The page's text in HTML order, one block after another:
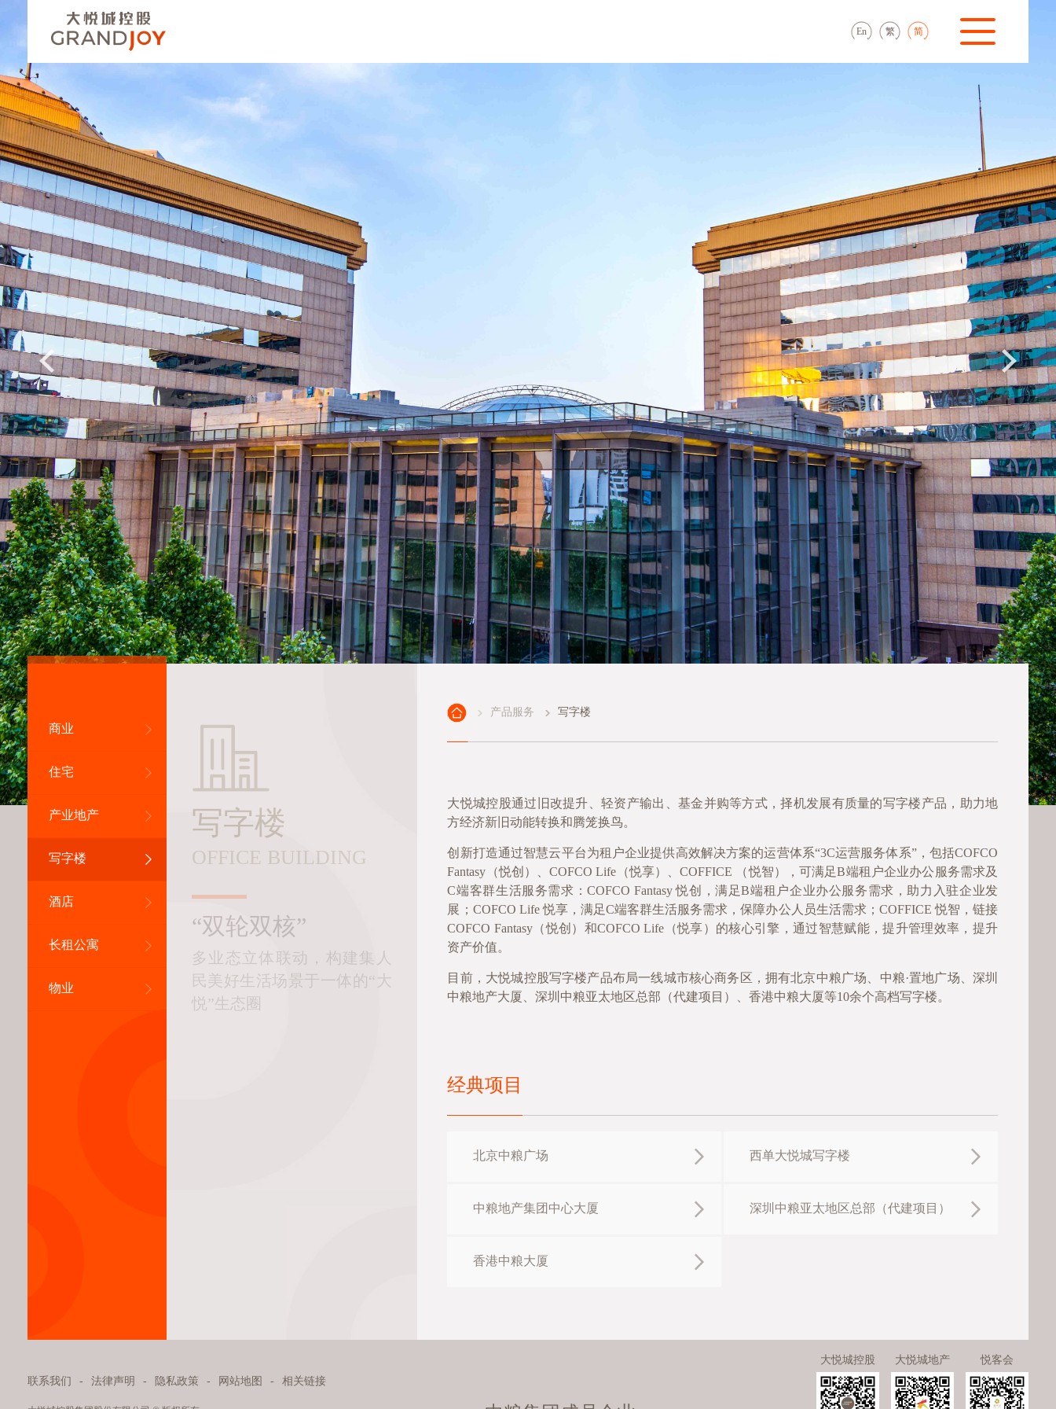
En 繁 简
商业
住宅
产业地产
写字楼
酒店
长租公寓
物业
写字楼
OFFICE BUILDING
“双轮双核”
多业态立体联动，构建集人
民美好生活场景于一体的“大
悦”生态圈
产品服务 写字楼
大悦城控股通过旧改提升、轻资产输出、基金并购等方式，择机发展有质量的写字楼产品，助力地
方经济新旧动能转换和腾笼换鸟。
创新打造通过智慧云平台为租户企业提供高效解决方案的运营体系“3C运营服务体系”，包括COFCO
Fantasy（悦创）、COFCO Life（悦享）、COFFICE （悦智），可满足B端租户企业办公服务需求及
C端客群生活服务需求：COFCO Fantasy 悦创，满足B端租户企业办公服务需求，助力入驻企业发
展；COFCO Life 悦享，满足C端客群生活服务需求，保障办公人员生活需求；COFFICE 悦智，链接
COFCO Fantasy（悦创）和COFCO Life（悦享）的核心引擎，通过智慧赋能，提升管理效率，提升
资产价值。
目前，大悦城控股写字楼产品布局一线城市核心商务区，拥有北京中粮广场、中粮·置地广场、深圳
中粮地产大厦、深圳中粮亚太地区总部（代建项目）、香港中粮大厦等10余个高档写字楼。
经典项目
北京中粮广场 西单大悦城写字楼
中粮地产集团中心大厦 深圳中粮亚太地区总部（代建项目）
香港中粮大厦
联系我们 - 法律声明 - 隐私政策 - 网站地图 - 相关链接
大悦城控股 大悦城地产 悦客会